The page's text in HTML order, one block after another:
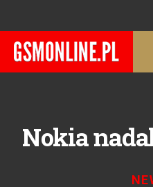
Nokia